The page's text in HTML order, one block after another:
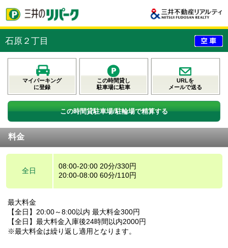
石原２丁目
マイパーキング
に登録
この時間貸し
駐車場に駐車
URLを
メールで送る
この時間貸駐車場/駐輪場で精算する
料金
全日
08:00-20:00 20分/330円
20:00-08:00 60分/110円
最大料金
【全日】20:00～8:00以内 最大料金300円
【全日】最大料金入庫後24時間以内2000円
※最大料金は繰り返し適用となります。